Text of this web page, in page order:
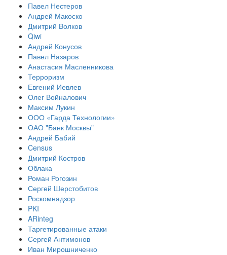
Павел Нестеров
Андрей Макоско
Дмитрий Волков
Qiwi
Андрей Конусов
Павел Назаров
Анастасия Масленникова
Терроризм
Евгений Иевлев
Олег Войналович
Максим Лукин
ООО «Гарда Технологии»
ОАО "Банк Москвы"
Андрей Бабий
Census
Дмитрий Костров
Облака
Роман Рогозин
Сергей Шерстобитов
Роскомнадзор
PKI
ARinteg
Таргетированные атаки
Сергей Антимонов
Иван Мирошниченко